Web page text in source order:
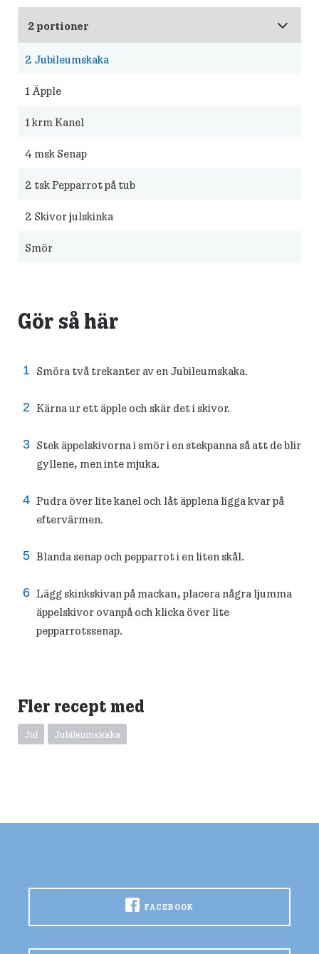
2 Jubileumskaka
1 Äpple
1krm Kanel
4 msk Senap
2 tsk Pepparrot på tub
2 Skivor julskinka
Smör
Gör så här
Smöra två trekanter av en Jubileumskaka.
Kärna ur ett äpple och skär det i skivor.
Stek äppelskivorna i smör i en stekpanna så att de blir
gyllene, men inte mjuka.
Pudra över lite kanel och låt äpplena ligga kvar på
eftervärmen.
Blanda senap och pepparrot i en liten skål.
Lägg skinkskivan på mackan, placera några ljumma
äppelskivor ovanpå och klicka över lite
pepparrotssenap.
Fler recept med
Jul Jubileumskaka
FACEBOOK